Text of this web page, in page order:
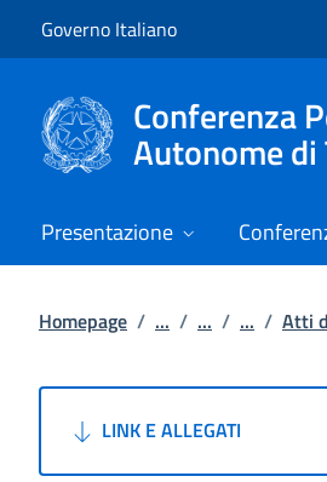
Governo Italiano
Conferenza
Autonome di
Presentazione
Homepage / ... / ... / ... / Atti
LINK E ALLEGATI